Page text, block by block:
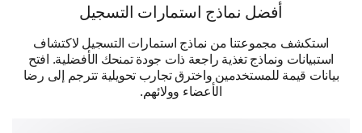
أفضل نماذج استمارات التسجيل
استكشف مجموعتنا من نماذج استمارات التسجيل لاكتشاف
استبيانات ونماذج تغذية راجعة ذات جودة تمنحك الأفضلية. افتح
بيانات قيمة للمستخدمين واخترق تجارب تحويلية تترجم إلى رضا
الأعضاء وولائهم.